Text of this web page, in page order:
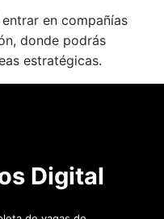
en compañías
donde podrás
estratégicas.
Digital